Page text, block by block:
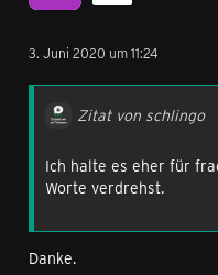
3. Juni 2020 um 11:24
Zitat von schlingo
Ich halte es eher für
Worte verdrehst.
Danke.